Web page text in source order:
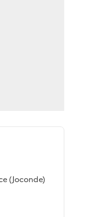
(Joconde)